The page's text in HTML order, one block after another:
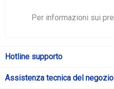
Per informazioni sui
Hotline supporto
Assistenza tecnica del negozio